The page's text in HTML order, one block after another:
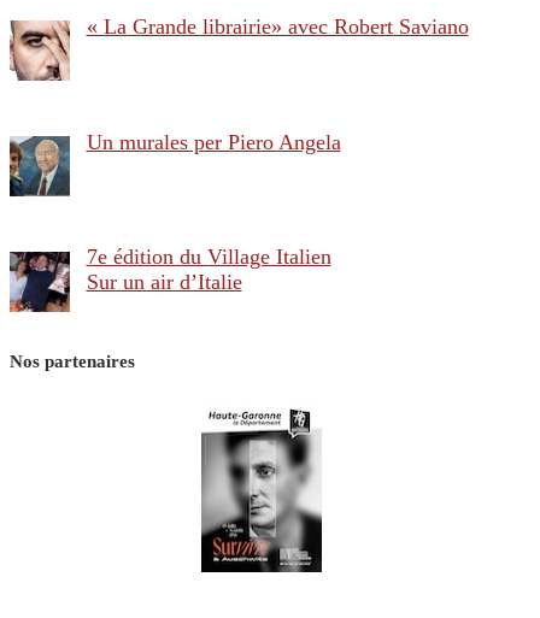
« La Grande librairie» avec Robert Saviano
Un murales per Piero Angela
7e édition du Village Italien
Sur un air d’Italie
Nos partenaires